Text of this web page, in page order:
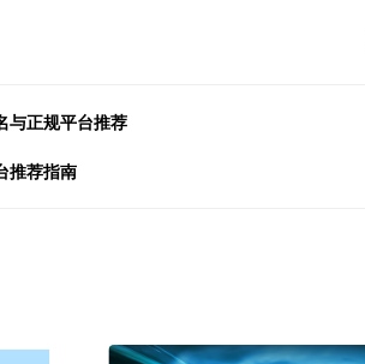
与正规平台推荐
推荐指南